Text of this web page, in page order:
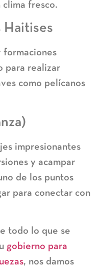
clima fresco.
Haitises
formaciones
para realizar
como pelícanos
impresionantes
y acampar
de los puntos
para conectar con
todo lo que se
gobierno para
, nos damos